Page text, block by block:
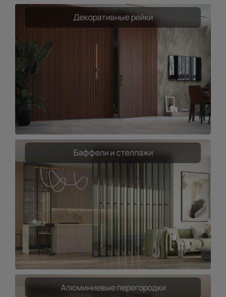
Декоративные рейки
Баффели и стеллажи
Алюминиевые перегородки